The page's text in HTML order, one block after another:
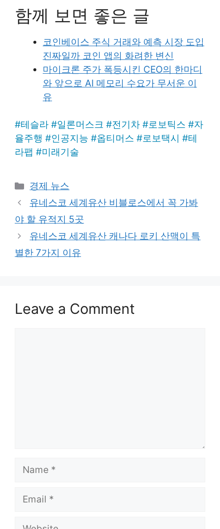
함께 보면 좋은 글
코인베이스 주식 거래와 예측 시장 도입
진짜일까 코인 앱의 화려한 변신
마이크론 주가 폭등시킨 CEO의 한마디
와 앞으로 AI 메모리 수요가 무서운 이
유
#테슬라 #일론머스크 #전기차 #로보틱스 #자
율주행 #인공지능 #옵티머스 #로보택시 #테
라팹 #미래기술
Categories
경제 뉴스
유네스코 세계유산 비블로스에서 꼭 가봐
야 할 유적지 5곳
유네스코 세계유산 캐나다 로키 산맥이 특
별한 7가지 이유
Leave a Comment
Name
Email
Website